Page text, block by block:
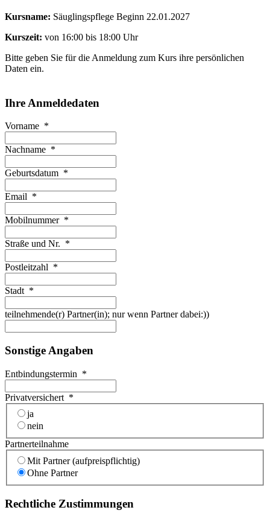
Kursname: Säuglingspflege Beginn 22.01.2027
Kurszeit: von 16:00 bis 18:00 Uhr
Bitte geben Sie für die Anmeldung zum Kurs ihre persönlichen
Daten ein.
Ihre Anmeldedaten
Vorname *
Nachname *
Geburtsdatum *
Email *
Mobilnummer *
Straße und Nr. *
Postleitzahl *
Stadt *
teilnehmende(r) Partner(in); nur wenn Partner dabei:))
Sonstige Angaben
Entbindungstermin *
Privatversichert *
ja
nein
Partnerteilnahme
Mit Partner (aufpreispflichtig)
Ohne Partner
Rechtliche Zustimmungen